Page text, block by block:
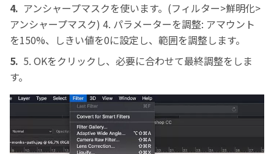
4. アンシャープマスクを使います。(フィルター>鮮明化>
アンシャープマスク) 4. パラメーターを調整: アマウント
を150%、しきい値を0に設定し、範囲を調整します。
5. 5. OKをクリックし、必要に合わせて最終調整をしま
す。